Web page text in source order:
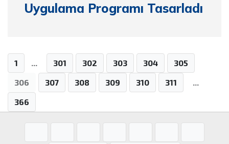
Uygulama Programı Tasarladı
1 ... 301 302 303 304
305
306
307 308 309 310 311
...
366